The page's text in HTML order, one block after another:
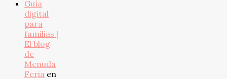
Guía
digital
para
familias |
El blog
de
Menuda
Feria en